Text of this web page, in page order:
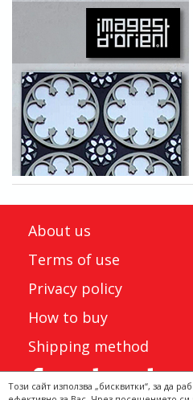
About us
Terms of use
Privacy policy
How to buy
Shipping method
Този сайт използва „бисквитки“, за да